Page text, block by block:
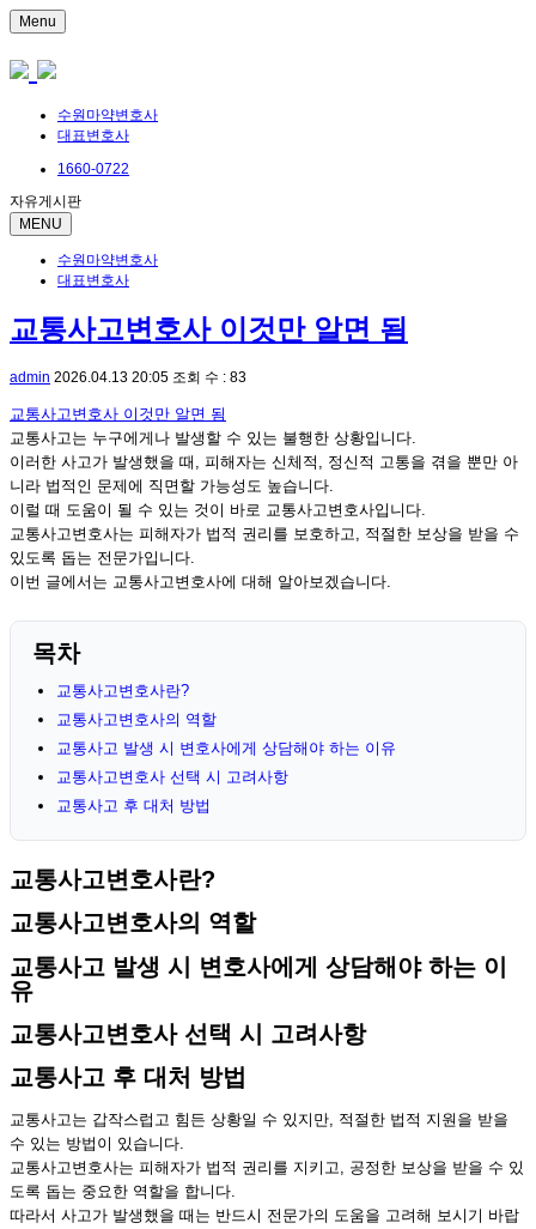
Menu
수원마약변호사
대표변호사
1660-0722
자유게시판
MENU
수원마약변호사
대표변호사
교통사고변호사 이것만 알면 됨
admin 2026.04.13 20:05 조회 수 : 83
교통사고변호사 이것만 알면 됨
교통사고는 누구에게나 발생할 수 있는 불행한 상황입니다.
이러한 사고가 발생했을 때, 피해자는 신체적, 정신적 고통을 겪을 뿐만 아
니라 법적인 문제에 직면할 가능성도 높습니다.
이럴 때 도움이 될 수 있는 것이 바로 교통사고변호사입니다.
교통사고변호사는 피해자가 법적 권리를 보호하고, 적절한 보상을 받을 수
있도록 돕는 전문가입니다.
이번 글에서는 교통사고변호사에 대해 알아보겠습니다.
목차
교통사고변호사란?
교통사고변호사의 역할
교통사고 발생 시 변호사에게 상담해야 하는 이유
교통사고변호사 선택 시 고려사항
교통사고 후 대처 방법
교통사고변호사란?
교통사고변호사의 역할
교통사고 발생 시 변호사에게 상담해야 하는 이
유
교통사고변호사 선택 시 고려사항
교통사고 후 대처 방법
교통사고는 갑작스럽고 힘든 상황일 수 있지만, 적절한 법적 지원을 받을
수 있는 방법이 있습니다.
교통사고변호사는 피해자가 법적 권리를 지키고, 공정한 보상을 받을 수 있
도록 돕는 중요한 역할을 합니다.
따라서 사고가 발생했을 때는 반드시 전문가의 도움을 고려해 보시기 바랍